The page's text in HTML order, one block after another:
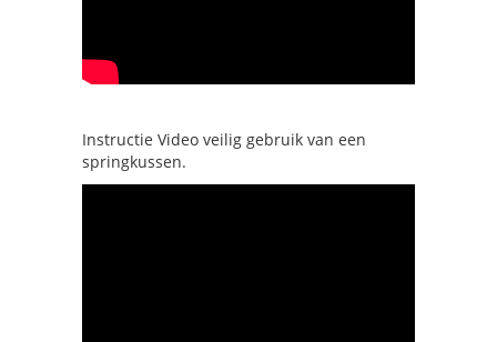
Instructie Video veilig gebruik van een
springkussen.